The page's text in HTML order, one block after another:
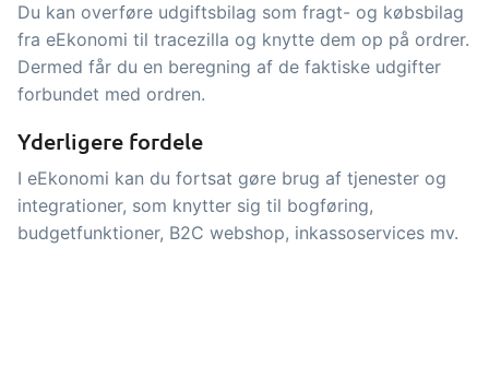
tracezilla gør det nemt at drive en
bæredygtig og certificeret
fødevarevirksomhed
B2B Commerce
B2B Commerce kan fungere som
sælgerportal, leverandørportal eller
Du kan overføre udgiftsbilag som fragt- og købsbilag
fra eEkonomi til tracezilla og knytte dem op på ordrer.
Dermed får du en beregning af de faktiske udgifter
forbundet med ordren.
Yderligere fordele
I eEkonomi kan du fortsat gøre brug af tjenester og
integrationer, som knytter sig til bogføring,
budgetfunktioner, B2C webshop, inkassoservices mv.